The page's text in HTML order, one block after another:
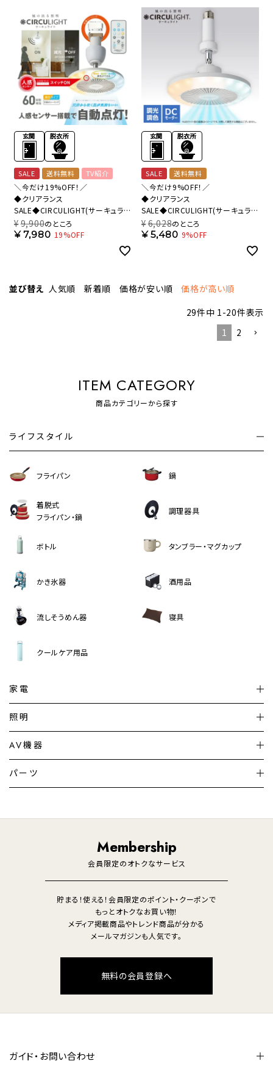
SALE 送料無料 TV紹介
＼今だけ19%OFF！／
◆クリアランス
SALE◆CIRCULIGHT(サーキュライ
ト) 人感センサー付きソケットシリー
ズ 引掛けモデル 調色タイプ ホワイ
¥9,900のところ
¥7,980 19%OFF
SALE 送料無料
＼今だけ9%OFF！／
◆クリアランス
SALE◆CIRCULIGHT(サーキュライ
ト) ソケットシリーズ E26モデル 調
色タイプ ホワイト DSLS64CWH
¥6,028のところ
¥5,480 9%OFF
並び替え 人気順 新着順 価格が安い順
価格が高い順
29件中 1-20件表示
1
2
ITEM CATEGORY
商品カテゴリーから探す
ライフスタイル
フライパン 鍋
着脱式
フライパン・鍋
調理器具
ボトル タンブラー・マグカップ
かき氷器 酒用品
流しそうめん器 寝具
クールケア用品
家電
加湿器・空気清浄機
暖房機 掃除機
調理家電 生活家電
照明
シーリングライト
デスクライト
AV機器
テレビ
パーツ
Membership
会員限定のオトクなサービス
貯まる！使える！会員限定のポイント・クーポンで
もっとオトクなお買い物！
メディア掲載商品やトレンド商品が分かる
メールマガジンも人気です。
無料の会員登録へ
ガイド・お問い合わせ